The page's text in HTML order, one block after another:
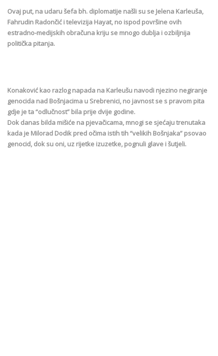
Ovaj put, na udaru šefa bh. diplomatije našli su se Jelena Karleuša,
Fahrudin Radončić i televizija Hayat, no ispod površine ovih
estradno-medijskih obračuna kriju se mnogo dublja i ozbiljnija
politička pitanja.
Konaković kao razlog napada na Karleušu navodi njezino negiranje
genocida nad Bošnjacima u Srebrenici, no javnost se s pravom pita
gdje je ta “odlučnost” bila prije dvije godine.
Dok danas bilda mišiće na pjevačicama, mnogi se sjećaju trenutaka
kada je Milorad Dodik pred očima istih tih “velikih Bošnjaka” psovao
genocid, dok su oni, uz rijetke izuzetke, pognuli glave i šutjeli.